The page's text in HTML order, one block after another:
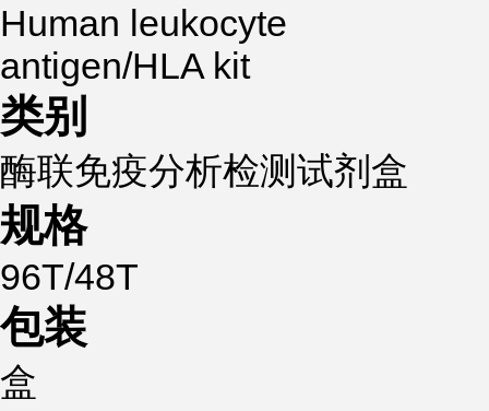
Human leukocyte
antigen/HLA kit
类别
酶联免疫分析检测试剂盒
规格
96T/48T
包装
盒